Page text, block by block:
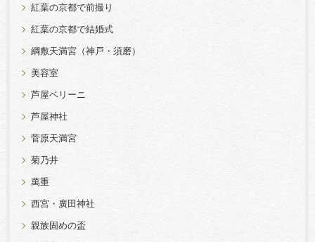
紅葉の京都で前撮り
紅葉の京都で結婚式
綱敷天満宮（神戸・須磨）
美容室
芦屋ベリーニ
芦屋神社
菅原天満宮
菊乃井
萬重
西宮・廣田神社
親族固めの盃